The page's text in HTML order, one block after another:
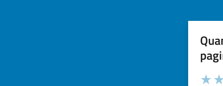
Valuta